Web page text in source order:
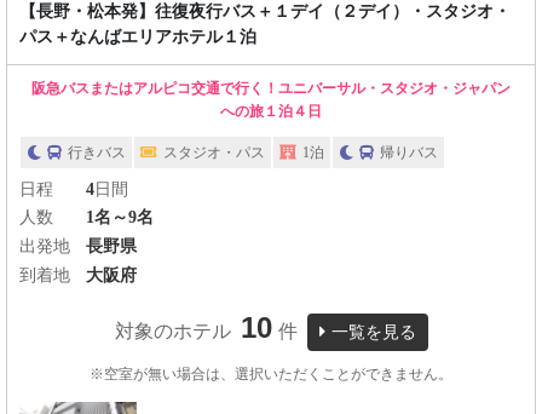
【長野・松本発】往復夜行バス＋１デイ（２デイ）・スタジオ・
パス＋なんばエリアホテル１泊
阪急バスまたはアルピコ交通で行く！ユニバーサル・スタジオ・ジャパン
への旅１泊４日
行きバス スタジオ・パス 1泊 帰りバス
日程 4日間
人数
1名～9名
出発地
長野県
到着地
大阪府
対象のホテル 10 件 一覧を見る
※空室が無い場合は、選択いただくことができません。